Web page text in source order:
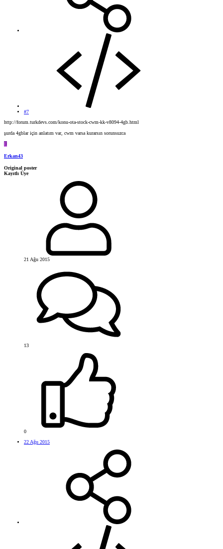
#7
http://forum.turkdevs.com/konu-ota-stock-cwm-kk-v8094-4gb.html
şurda 4gblar için anlatım var, cwm varsa kurarsın sorunsuzca
E
Erkan43
Original poster
Kayıtlı Üye
21 Ağu 2015
13
0
22 Ağu 2015